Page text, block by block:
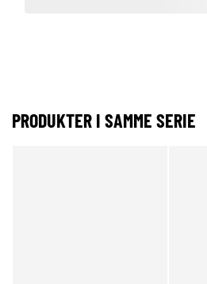
PRODUKTER I SAMME SERIE